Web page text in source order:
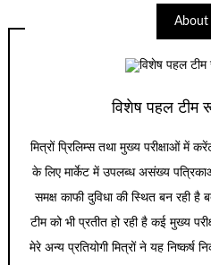
About
विशेष पहल टीम
मित्रों प्रिलिम्स तथा मुख्य परीक्षाओं में
के लिए मार्केट में उपलब्ध असंख्य
समक्ष काफी दुविधा की स्थित बन रही है
टीम को भी प्रतीत हो रही है कई मुख्य
मेरे अन्य प्रतियोगी मित्रों ने यह निष्कर्ष